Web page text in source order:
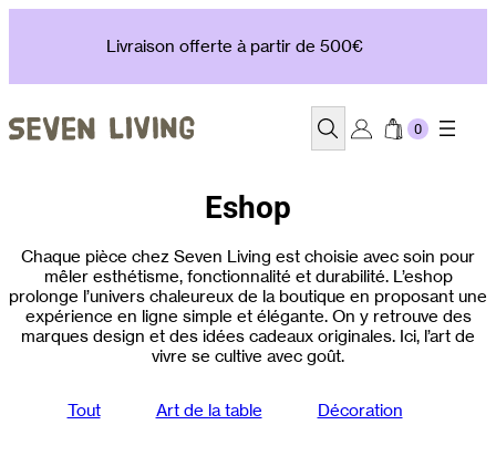
Livraison offerte à partir de 500€
Recherche
Eshop
Chaque pièce chez Seven Living est choisie avec soin pour
mêler esthétisme, fonctionnalité et durabilité. L’eshop
prolonge l’univers chaleureux de la boutique en proposant une
expérience en ligne simple et élégante. On y retrouve des
marques design et des idées cadeaux originales. Ici, l’art de
vivre se cultive avec goût.
Tout Art de la table Décoration